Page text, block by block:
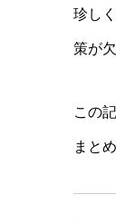
珍し
策が
この
まと